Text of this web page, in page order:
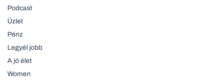
Podcast
Üzlet
Pénz
Legyél jobb
A jó élet
Women